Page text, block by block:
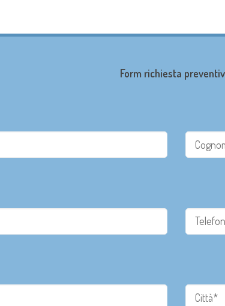
Form richiesta